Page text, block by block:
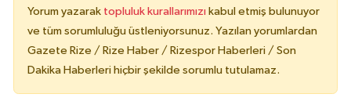
Yorum yazarak topluluk kurallarımızı kabul etmiş bulunuyor
ve tüm sorumluluğu üstleniyorsunuz. Yazılan yorumlardan
Gazete Rize / Rize Haber / Rizespor Haberleri / Son
Dakika Haberleri hiçbir şekilde sorumlu tutulamaz.